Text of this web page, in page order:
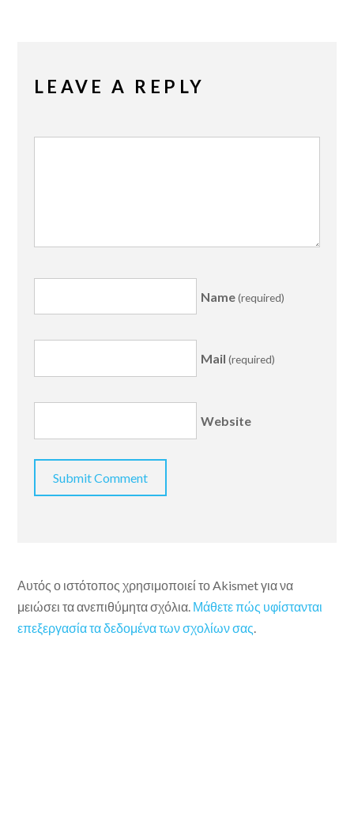
LEAVE A REPLY
Name(required)
Mail (required)
Website
Αυτός ο ιστότοπος χρησιμοποιεί το Akismet για να
μειώσει τα ανεπιθύμητα σχόλια. Μάθετε πώς υφίστανται
επεξεργασία τα δεδομένα των σχολίων σας.